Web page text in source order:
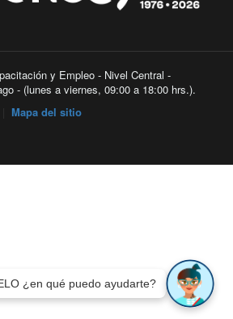
y Empleo - Nivel Central -
- (lunes a viernes, 09:00 a 18:00 hrs.).
Mapa del sitio
¿en qué puedo ayudarte?